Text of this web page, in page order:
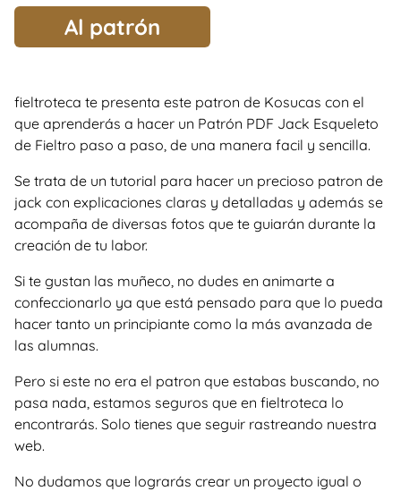
Al patrón
fieltroteca te presenta este patron de Kosucas con el
que aprenderás a hacer un Patrón PDF Jack Esqueleto
de Fieltro paso a paso, de una manera facil y sencilla.
Se trata de un tutorial para hacer un precioso patron de
jack con explicaciones claras y detalladas y además se
acompaña de diversas fotos que te guiarán durante la
creación de tu labor.
Si te gustan las muñeco, no dudes en animarte a
confeccionarlo ya que está pensado para que lo pueda
hacer tanto un principiante como la más avanzada de
las alumnas.
Pero si este no era el patron que estabas buscando, no
pasa nada, estamos seguros que en fieltroteca lo
encontrarás. Solo tienes que seguir rastreando nuestra
web.
No dudamos que lograrás crear un proyecto igual o